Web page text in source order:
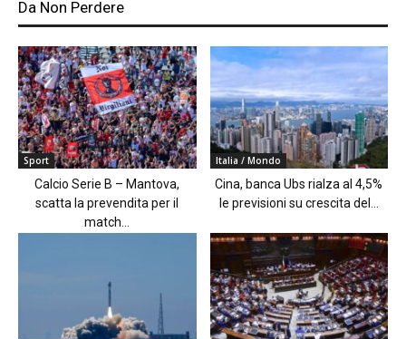
Da Non Perdere
Sport
Calcio Serie B – Mantova,
scatta la prevendita per il
match...
Italia / Mondo
Cina, banca Ubs rialza al 4,5%
le previsioni su crescita del...